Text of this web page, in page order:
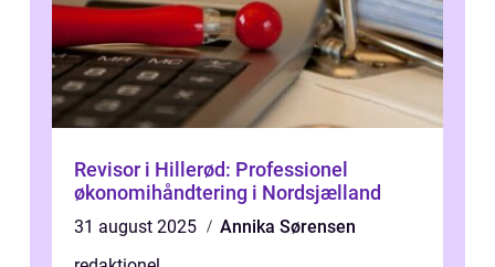
Revisor i Hillerød: Professionel
økonomihåndtering i Nordsjælland
31 august 2025
Annika Sørensen